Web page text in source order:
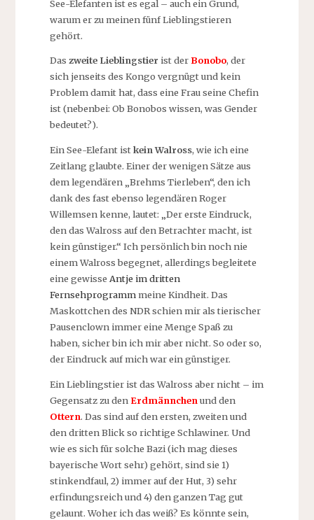
See-Elefanten ist es egal – auch ein Grund,
warum er zu meinen fünf Lieblingstieren
gehört.
Das zweite Lieblingstier ist der Bonobo, der
sich jenseits des Kongo vergnügt und kein
Problem damit hat, dass eine Frau seine Chefin
ist (nebenbei: Ob Bonobos wissen, was Gender
bedeutet?).
Ein See-Elefant istkein Walross, wie ich eine
Zeitlang glaubte. Einer der wenigen Sätze aus
dem legendären „Brehms Tierleben“, den ich
dank des fast ebenso legendären Roger
Willemsen kenne, lautet: „Der erste Eindruck,
den das Walross auf den Betrachter macht, ist
kein günstiger.“ Ich persönlich bin noch nie
einem Walross begegnet, allerdings begleitete
eine gewisse Antje im dritten
Fernsehprogrammmeine Kindheit. Das
Maskottchen des NDR schien mir als tierischer
Pausenclown immer eine Menge Spaß zu
haben, sicher bin ich mir aber nicht. So oder so,
der Eindruck auf mich war ein günstiger.
Ein Lieblingstier ist das Walross aber nicht – im
Gegensatz zu den Erdmännchen und den
Ottern. Das sind auf den ersten, zweiten und
den dritten Blick so richtige Schlawiner. Und
wie es sich für solche Bazi (ich mag dieses
bayerische Wort sehr) gehört, sind sie 1)
stinkendfaul, 2) immer auf der Hut, 3) sehr
erfindungsreich und 4) den ganzen Tag gut
gelaunt. Woher ich das weiß? Es könnte sein,